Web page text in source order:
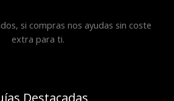
si compras nos ayudas sin coste
extra para ti.
Destacadas